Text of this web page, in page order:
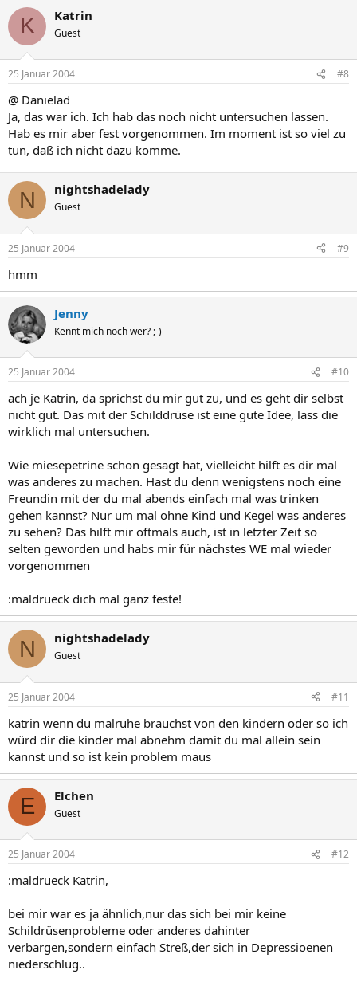
K Katrin
Guest
25 Januar 2004 #8
@ Danielad
Ja, das war ich. Ich hab das noch nicht untersuchen lassen.
Hab es mir aber fest vorgenommen. Im moment ist so viel zu
tun, daß ich nicht dazu komme.
N nightshadelady
Guest
25 Januar 2004 #9
hmm
Jenny
Kennt mich noch wer? ;-)
25 Januar 2004 #10
ach je Katrin, da sprichst du mir gut zu, und es geht dir selbst
nicht gut. Das mit der Schilddrüse ist eine gute Idee, lass die
wirklich mal untersuchen.
Wie miesepetrine schon gesagt hat, vielleicht hilft es dir mal
was anderes zu machen. Hast du denn wenigstens noch eine
Freundin mit der du mal abends einfach mal was trinken
gehen kannst? Nur um mal ohne Kind und Kegel was anderes
zu sehen? Das hilft mir oftmals auch, ist in letzter Zeit so
selten geworden und habs mir für nächstes WE mal wieder
vorgenommen
:maldrueck dich mal ganz feste!
N nightshadelady
Guest
25 Januar 2004 #11
katrin wenn du malruhe brauchst von den kindern oder so ich
würd dir die kinder mal abnehm damit du mal allein sein
kannst und so ist kein problem maus
E Elchen
Guest
25 Januar 2004 #12
:maldrueck Katrin,
bei mir war es ja ähnlich,nur das sich bei mir keine
Schildrüsenprobleme oder anderes dahinter
verbargen,sondern einfach Streß,der sich in Depressioenen
niederschlug..